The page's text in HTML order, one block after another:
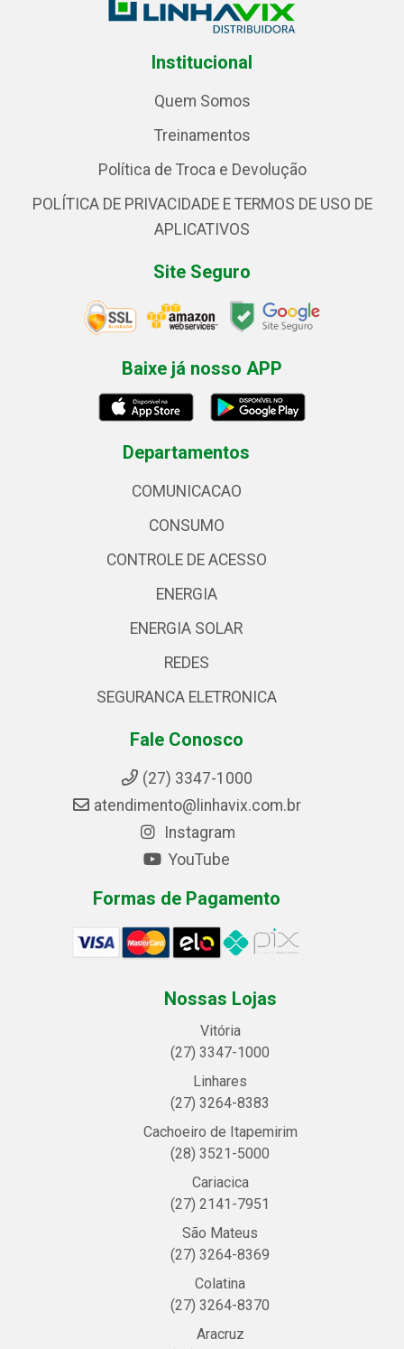
Institucional
Quem Somos
Treinamentos
Política de Troca e Devolução
POLÍTICA DE PRIVACIDADE E TERMOS DE USO DE
APLICATIVOS
Site Seguro
Baixe já nosso APP
Departamentos
COMUNICACAO
CONSUMO
CONTROLE DE ACESSO
ENERGIA
ENERGIA SOLAR
REDES
SEGURANCA ELETRONICA
Fale Conosco
(27) 3347-1000
atendimento@linhavix.com.br
Instagram
YouTube
Formas de Pagamento
Nossas Lojas
Vitória
(27) 3347-1000
Linhares
(27) 3264-8383
Cachoeiro de Itapemirim
(28) 3521-5000
Cariacica
(27) 2141-7951
São Mateus
(27) 3264-8369
Colatina
(27) 3264-8370
Aracruz